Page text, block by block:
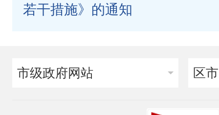
若干措施》的通知
市级政府网站 区